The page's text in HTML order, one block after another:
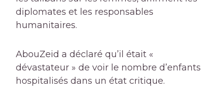
diplomates et les responsables
humanitaires.
AbouZeid a déclaré qu’il était «
dévastateur » de voir le nombre d’enfants
hospitalisés dans un état critique.